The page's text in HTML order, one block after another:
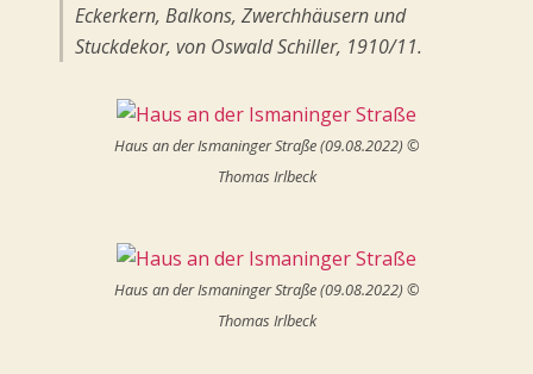
Eckerkern, Balkons, Zwerchhäusern und
Stuckdekor, von Oswald Schiller, 1910/11.
Haus an der Ismaninger Straße (09.08.2022) ©
Thomas Irlbeck
Haus an der Ismaninger Straße (09.08.2022) ©
Thomas Irlbeck